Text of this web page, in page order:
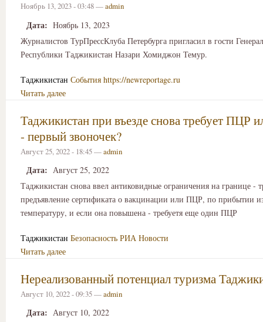
Ноябрь 13, 2023 - 03:48 —admin
Дата: Ноябрь 13, 2023
Журналистов ТурПрессКлуба Петербурга пригласил в гости
Республики Таджикистан Назари Хомиджон Темур.
Таджикистан События https://newreportage.ru
Читать далее
Таджикистан при въезде снова требует ПЦР
- первый звоночек?
Август 25, 2022 - 18:45 —admin
Дата: Август 25, 2022
Таджикистан снова ввел антиковидные ограничения на границе -
предъявление сертификата о вакцинации или ПЦР, по прибытии
температуру, и если она повышена - требуетя еще один ПЦР
Таджикистан Безопасность РИА Новости
Читать далее
Нереализованный потенциал туризма
Август 10, 2022 - 09:35 —admin
Дата: Август 10, 2022